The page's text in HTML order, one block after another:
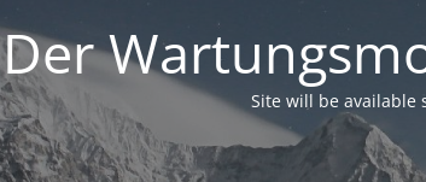
Der
Site will be available